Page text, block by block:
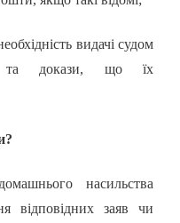
видачі судом
та докази, що їх
насильства
відповідних заяв чи